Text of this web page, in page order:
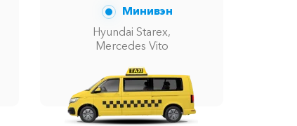
Минивэн
Hyundai Starex,
Mercedes Vito